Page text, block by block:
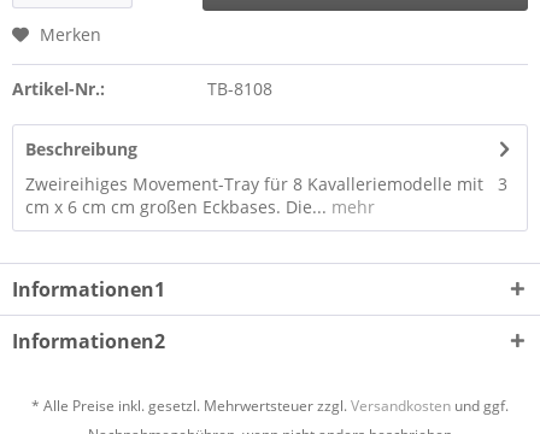
Merken
Artikel-Nr.: TB-8108
Beschreibung
Zweireihiges Movement-Tray für 8 Kavalleriemodelle mit 3
cm x 6 cm cm großen Eckbases. Die... mehr
Informationen1
Informationen2
* Alle Preise inkl. gesetzl. Mehrwertsteuer zzgl.Versandkosten und ggf.